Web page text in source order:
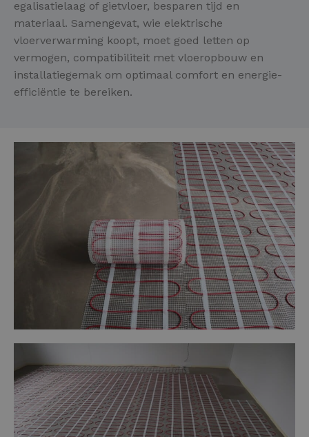
egalisatielaag of gietvloer, besparen tijd en
materiaal. Samengevat, wie elektrische
vloerverwarming koopt, moet goed letten op
vermogen, compatibiliteit met vloeropbouw en
installatiegemak om optimaal comfort en energie-
efficiëntie te bereiken.